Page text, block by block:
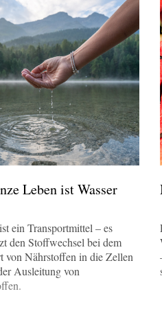
Leben ist Wasser
ein Transportmittel – es
den Stoffwechsel bei dem
von Nährstoffen in die Zellen
Ausleitung von